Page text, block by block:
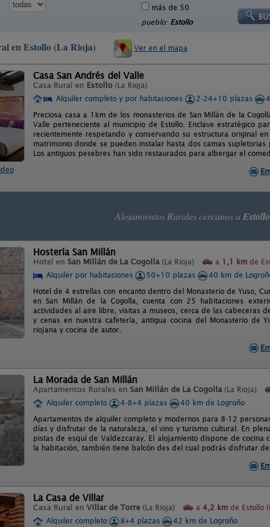
más de 50
pueblo: Estollo
en Estollo (La Rioja) Ver en el mapa
Casa San Andrés del Valle
Casa Rural en Estollo (La Rioja)
Alquiler completo y por habitaciones
2-24+10 plazas
Preciosa casa a 1km de los monasterios de San Millán de la
Valle perteneciente al municipio de Estollo. Enclave estratégico
recientemente respetando y conservando su estructura original
matrimonio donde se pueden instalar hasta dos camas
Los antiguos pesebres han sido restaurados para albergar el
Alojamientos Rurales cercanos a
Hostería San Millán
Hotel en San Millán de La Cogolla (La Rioja) a 1,1 km de
Alquiler por habitaciones
50+10 plazas
40 km de
Hotel de 4 estrellas con encanto dentro del Monasterio de Yuso,
en San Millán de la Cogolla, cuenta con 25 habitaciones
actividades al aire libre, visitas a museos, cerca de las cabeceras
y cenas en nuestra cafetería, antigua cocina del Monasterio de
riojana y cocina de autor.
La Morada de San Millán
Apartamentos Rurales en San Millán de La Cogolla (La Rioja)
Alquiler completo
4-8+4 plazas
40 km de Logroño
Apartamentos de alquiler completo y modernos para 8-12
días y disfrutar de la naturaleza, el vino y turismo cultural. En
pistas de esquí de Valdezcaray. El alojamiento dispone de
la habitación, también tiene balcón des del cual podrás disfrutar
La Casa de Villar
Casa Rural en Villar de Torre (La Rioja) a 4,2 km de Estollo
Alquiler completo
8+4 plazas
42 km de Logroño